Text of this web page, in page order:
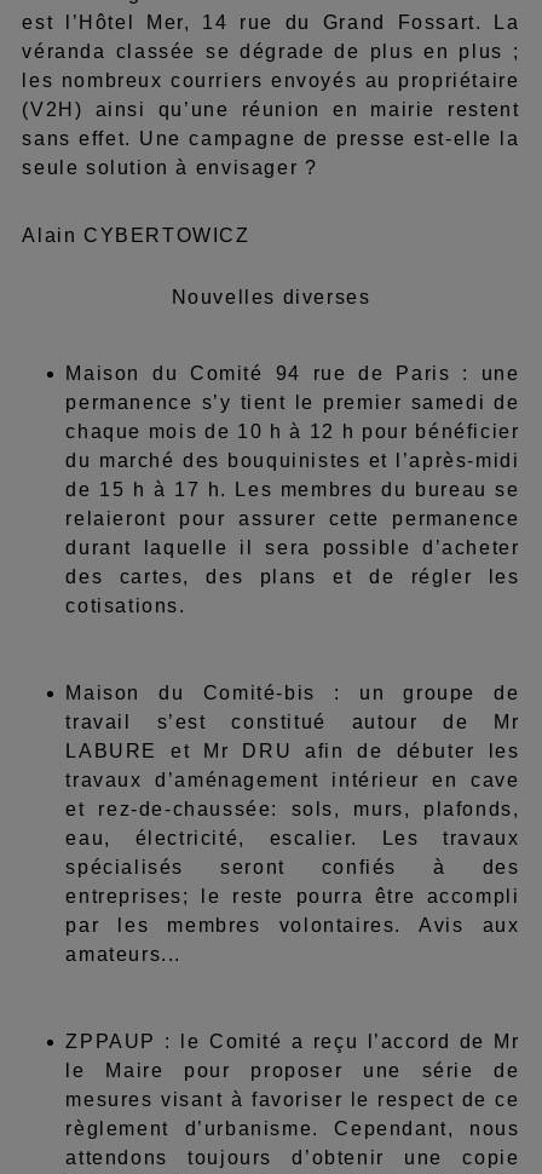
est l’Hôtel Mer, 14 rue du Grand Fossart. La
véranda classée se dégrade de plus en plus ;
les nombreux courriers envoyés au propriétaire
(V2H) ainsi qu’une réunion en mairie restent
sans effet. Une campagne de presse est-elle la
seule solution à envisager ?
Alain CYBERTOWICZ
Nouvelles diverses
Maison du Comité 94 rue de Paris : une
permanence s’y tient le premier samedi de
chaque mois de 10 h à 12 h pour bénéficier
du marché des bouquinistes et l’après-midi
de 15 h à 17 h. Les membres du bureau se
relaieront pour assurer cette permanence
durant laquelle il sera possible d’acheter
des cartes, des plans et de régler les
cotisations.
Maison du Comité-bis : un groupe de
travail s’est constitué autour de Mr
LABURE et Mr DRU afin de débuter les
travaux d’aménagement intérieur en cave
et rez-de-chaussée: sols, murs, plafonds,
eau, électricité, escalier. Les travaux
spécialisés seront confiés à des
entreprises; le reste pourra être accompli
par les membres volontaires. Avis aux
amateurs...
ZPPAUP : le Comité a reçu l’accord de Mr
le Maire pour proposer une série de
mesures visant à favoriser le respect de ce
règlement d’urbanisme. Cependant, nous
attendons toujours d’obtenir une copie